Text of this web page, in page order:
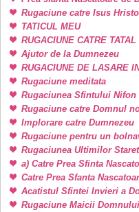
Rugaciune catre Isus
TATICUL MEU
RUGACIUNE CATRE
Ajutor de la Dumnezeu
RUGACIUNE DE LASARE
Rugaciune meditata
Rugaciunea Sfintului Nifon
Rugaciune catre Domnul
Implorare catre Dumnezeu
Rugaciune pentru un
Rugaciunea Ultimilor
a) Catre Prea Sfinta
Catre Prea Sfanta
Acatistul Sfintei Invieri a
Rugaciune Maicii